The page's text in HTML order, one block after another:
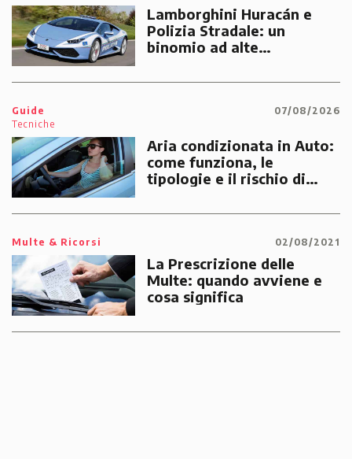
Lamborghini Huracán e
Polizia Stradale: un
binomio ad alte
emergenze dei cittadini
Guide
Tecniche
07/08/2026
Aria condizionata in Auto:
come funziona, le
tipologie e il rischio di
Multe & Ricorsi 02/08/2021
La Prescrizione delle
Multe: quando avviene e
cosa significa